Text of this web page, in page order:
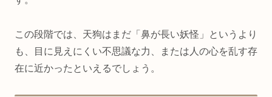
この段階では、天狗はまだ「鼻が長い妖怪」というより
も、目に見えにくい不思議な力、または人の心を乱す存
在に近かったといえるでしょう。